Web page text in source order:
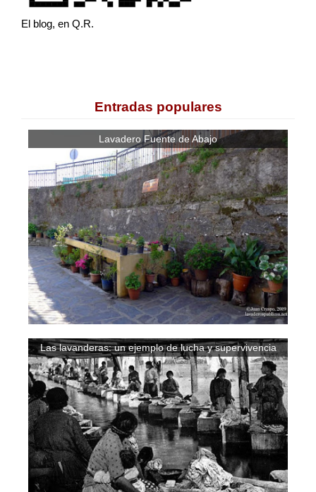
El blog, en Q.R.
Entradas populares
Lavadero Fuente de Abajo
Las lavanderas: un ejemplo de lucha y supervivencia